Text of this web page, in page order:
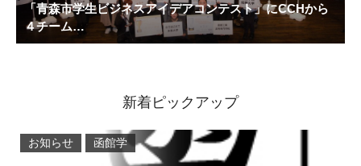
「青森市学生ビジネスアイデアコンテスト」にCCHから
４チーム…
新着ピックアップ
お知らせ 函館学